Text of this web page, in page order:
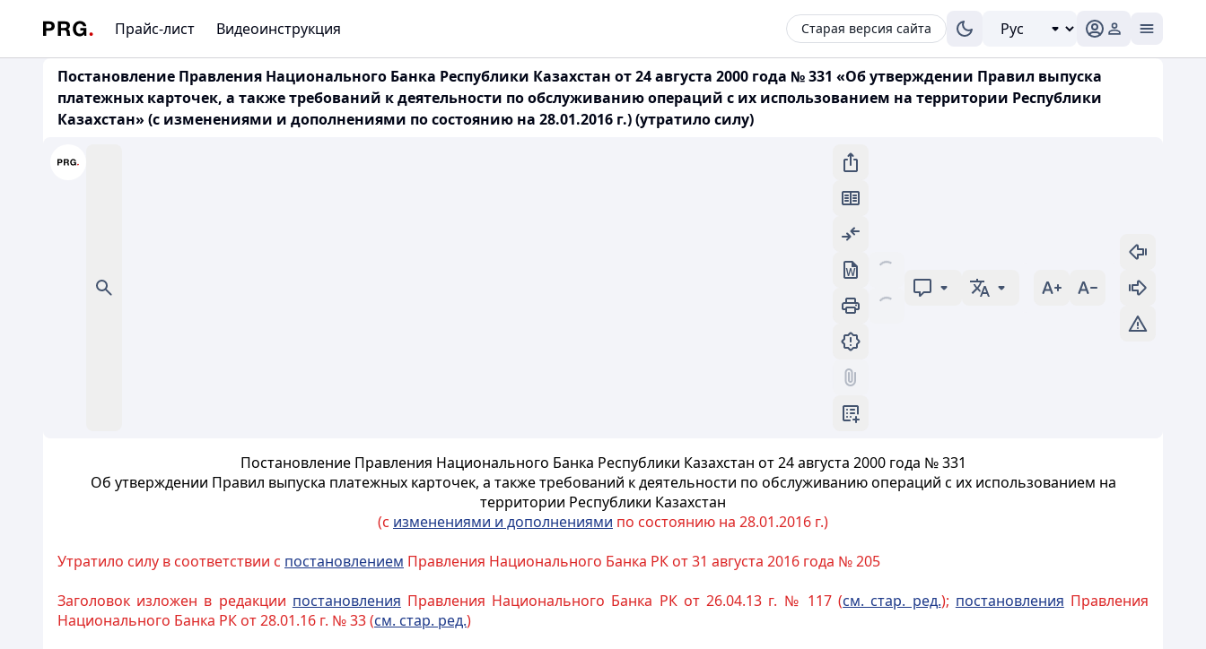
Прайс-лист Видеоинструкция Старая версия сайта
Постановление Правления Национального Банка Республики Казахстан от 24 августа 2000 года № 331 «Об утверждении Правил выпуска
платежных карточек, а также требований к деятельности по обслуживанию операций с их использованием на территории Республики
Казахстан» (с изменениями и дополнениями по состоянию на 28.01.2016 г.) (утратило силу)
Постановление Правления Национального Банка Республики Казахстан от 24 августа 2000 года № 331
Об утверждении Правил выпуска платежных карточек, а также требований к деятельности по обслуживанию операций с их использованием на
территории Республики Казахстан
(с изменениями и дополнениями по состоянию на 28.01.2016 г.)
Утратило силу в соответствии с постановлением Правления Национального Банка РК от 31 августа 2016 года № 205
Заголовок изложен в редакции постановления Правления Национального Банка РК от 26.04.13 г. № 117 (см. стар. ред.); постановления Правления
Национального Банка РК от 28.01.16 г. № 33 (см. стар. ред.)